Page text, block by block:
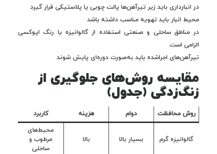
در انبارداری باید زیر تیرآهن‌ها پالت چوبی یا پلاستیکی قرار گیرد
محیط انبار باید تهویه مناسب داشته باشد
در مناطق ساحلی و صنعتی استفاده از گالوانیزه یا رنگ اپوکسی
الزامی است
تیرآهن‌های اجراشده باید به‌صورت دوره‌ای پایش شوند
مقایسه روش‌های جلوگیری از
زنگ‌زدگی (جدول)
روش محافظت دوام هزینه کاربرد
گالوانیزه گرم بسیار بالا بالا
محیط‌های
مرطوب و
ساحلی